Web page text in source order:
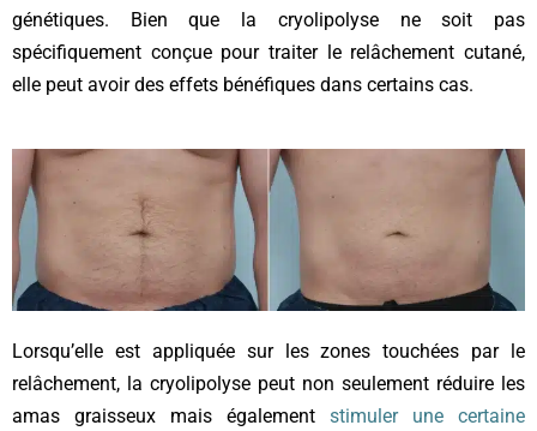
génétiques. Bien que la cryolipolyse ne soit pas
spécifiquement conçue pour traiter le relâchement cutané,
elle peut avoir des effets bénéfiques dans certains cas.
Lorsqu’elle est appliquée sur les zones touchées par le
relâchement, la cryolipolyse peut non seulement réduire les
amas graisseux mais également stimuler une certaine